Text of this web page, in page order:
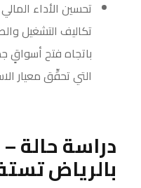
تحسين الأداء
تكاليف التشغيل
باتجاه فتح أسواقٍ
التي تحقِّق معيار
دراسة حالة
بالرياض